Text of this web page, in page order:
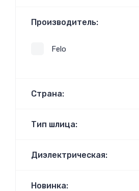
Производитель:
Felo
Страна:
Тип шлица:
Диэлектрическая:
Новинка: